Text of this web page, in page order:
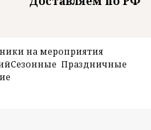
на мероприятия
Сезонные Праздничные